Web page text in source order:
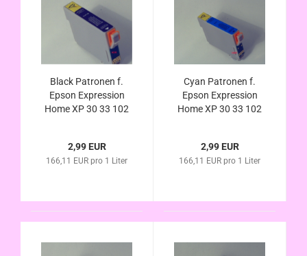
Black Patronen f.
Epson Expression
Home XP 30 33 102
322 325 (ersetzt
T1811 T1801
2,99 EUR
166,11 EUR pro 1 Liter
Cyan Patronen f.
Epson Expression
Home XP 30 33 102
(ersetzt T1812
T1802 kompatibel
2,99 EUR
166,11 EUR pro 1 Liter